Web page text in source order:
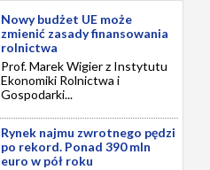
Nowy budżet UE może
zmienić zasady finansowania
rolnictwa
Prof. Marek Wigier z Instytutu
Ekonomiki Rolnictwa i
Gospodarki...
Rynek najmu zwrotnego pędzi
po rekord. Ponad 390 mln
euro w pół roku